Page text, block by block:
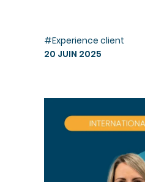
#Experience client
20 JUIN 2025